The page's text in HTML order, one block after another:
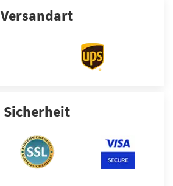
Versandart
Sicherheit